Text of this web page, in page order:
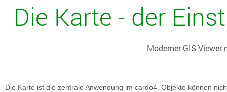
Die Karte - der
Moderner GIS
Die Karte ist die zentrale Anwendung im cardo4. Objekte können